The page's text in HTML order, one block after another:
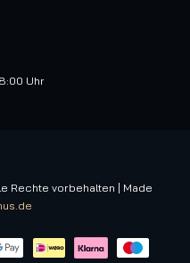
Uhr
Rechte vorbehalten | Made